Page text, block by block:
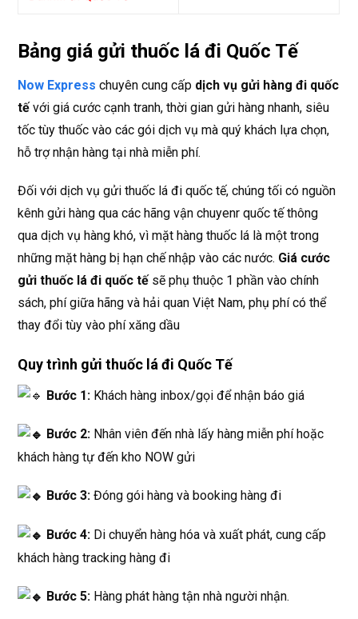
Bảng giá gửi thuốc lá đi Quốc Tế
Now Express chuyên cung cấp dịch vụ gửi hàng đi quốc
tếvới giá cước cạnh tranh, thời gian gửi hàng nhanh, siêu
tốc tùy thuốc vào các gói dịch vụ mà quý khách lựa chọn,
hỗ trợ nhận hàng tại nhà miễn phí.
Đối với dịch vụ gửi thuốc lá đi quốc tế, chúng tối có nguồn
kênh gửi hàng qua các hãng vận chuyenr quốc tế thông
qua dịch vụ hàng khó, vì mặt hàng thuốc lá là một trong
những mặt hàng bị hạn chế nhập vào các nước. Giá cước
gửi thuốc lá đi quốc tếsẽ phụ thuộc 1 phần vào chính
sách, phí giữa hãng và hải quan Việt Nam, phụ phí có thể
thay đổi tùy vào phí xăng dầu
Quy trình gửi thuốc lá đi Quốc Tế
Bước 1: Khách hàng inbox/gọi để nhận báo giá
Bước 2: Nhân viên đến nhà lấy hàng miễn phí hoặc
khách hàng tự đến kho NOW gửi
Bước 3:Đóng gói hàng và booking hàng đi
Bước 4: Di chuyển hàng hóa và xuất phát, cung cấp
khách hàng tracking hàng đi
Bước 5: Hàng phát hàng tận nhà người nhận.